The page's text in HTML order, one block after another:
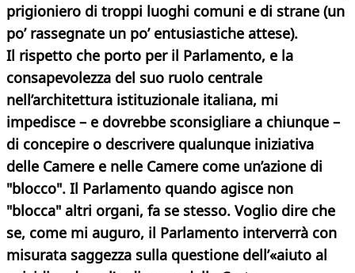
prigioniero di troppi luoghi comuni e di strane (un
po’ rassegnate un po’ entusiastiche attese).
Il rispetto che porto per il Parlamento, e la
consapevolezza del suo ruolo centrale
nell’architettura istituzionale italiana, mi
impedisce – e dovrebbe sconsigliare a chiunque –
di concepire o descrivere qualunque iniziativa
delle Camere e nelle Camere come un’azione di
"blocco". Il Parlamento quando agisce non
"blocca" altri organi, fa se stesso. Voglio dire che
se, come mi auguro, il Parlamento interverrà con
misurata saggezza sulla questione dell’«aiuto al